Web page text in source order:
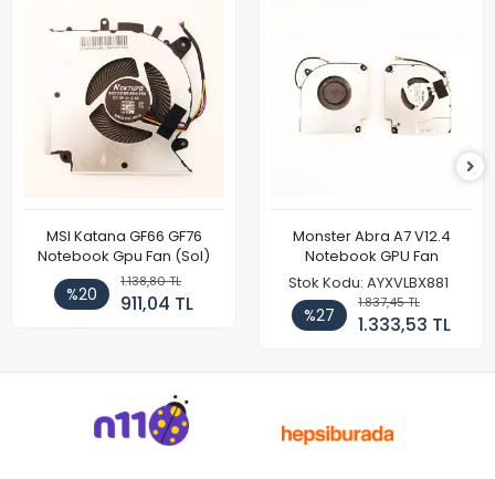
MSI Katana GF66 GF76
Notebook Gpu Fan (Sol)
%20
1.138,80 TL
911,04 TL
Monster Abra A7 V12.4
Notebook GPU Fan
Stok Kodu: AYXVLBX881
%27
1.837,45 TL
1.333,53 TL